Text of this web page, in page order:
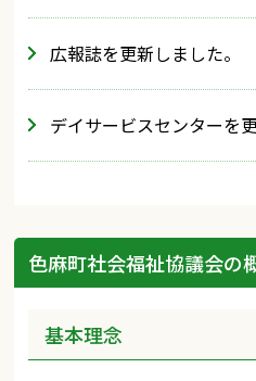
広報誌を更新しました。
デイサービスセンターを
色麻町社会福祉協議会の
基本理念